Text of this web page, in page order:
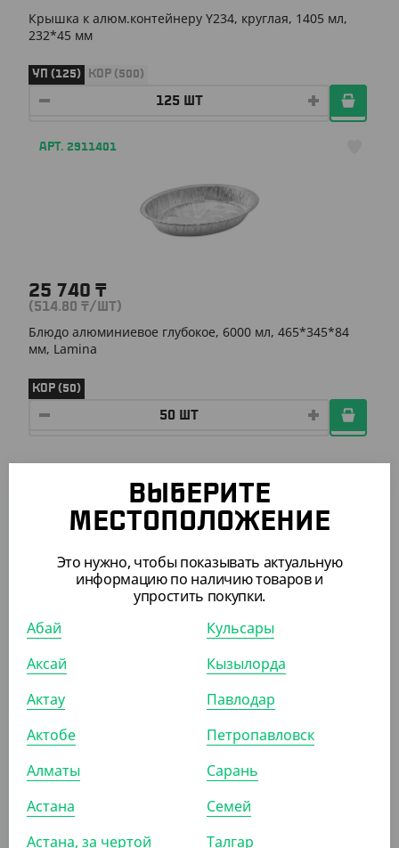
Крышка к алюм.контейнеру Y234, круглая, 1405 мл,
232*45 мм
УП (125) КОР (500)
АРТ. 2911401
25 740 ₸
(514.80 ₸/ШТ)
Блюдо алюминиевое глубокое, 6000 мл, 465*345*84
мм, Lamina
КОР (50)
ПОХОЖИЕ ТОВАРЫ
10 937.50
(87.50
350*135*55 мм, Lamina
УП (125)
ВЫБЕРИТЕ
МЕСТОПОЛОЖЕНИЕ
Это нужно, чтобы показывать актуальную
информацию по наличию товаров и
упростить покупки.
Абай
Аксай
Актау
Актобе
Алматы
Астана
Астана, за чертой
Кульсары
Кызылорда
Павлодар
Петропавловск
Сарань
Семей
Талгар